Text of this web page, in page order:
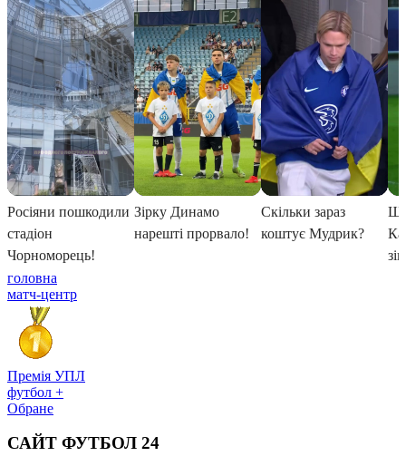
головна
матч-центр
Премія УПЛ
футбол +
Обране
САЙТ ФУТБОЛ 24